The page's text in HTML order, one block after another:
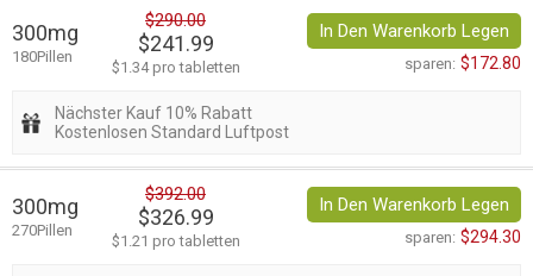
300mg
180Pillen
$290.00
$241.99
$1.34 pro tabletten
In Den Warenkorb Legen
sparen: $172.80
Nächster Kauf 10% Rabatt
Kostenlosen Standard Luftpost
300mg
270Pillen
$392.00
$326.99
$1.21 pro tabletten
In Den Warenkorb Legen
sparen: $294.30